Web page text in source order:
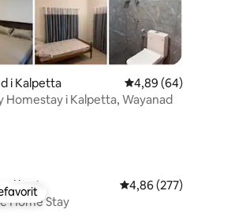
bedømmelse, 97 omtaler
i Kalpetta 4,89 ud af 5 i
4,89 (64)
Homestay i Kalpetta, Wayanad
4,86 ud af 5 i
4,86 (277)
Home Stay